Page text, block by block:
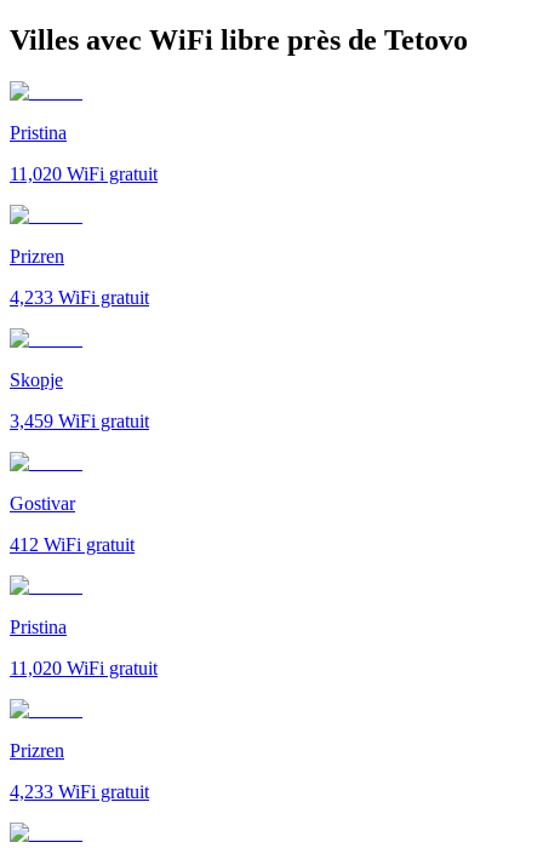
Villes avec WiFi libre près de Tetovo
Pristina
11,020 WiFi gratuit
Prizren
4,233 WiFi gratuit
Skopje
3,459 WiFi gratuit
Gostivar
412 WiFi gratuit
Pristina
11,020 WiFi gratuit
Prizren
4,233 WiFi gratuit